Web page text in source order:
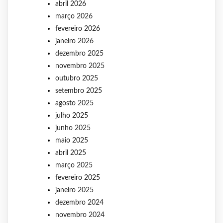
abril 2026
março 2026
fevereiro 2026
janeiro 2026
dezembro 2025
novembro 2025
outubro 2025
setembro 2025
agosto 2025
julho 2025
junho 2025
maio 2025
abril 2025
março 2025
fevereiro 2025
janeiro 2025
dezembro 2024
novembro 2024